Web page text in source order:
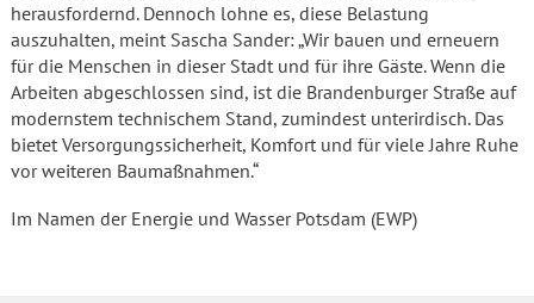
herausfordernd. Dennoch lohne es, diese Belastung
auszuhalten, meint Sascha Sander: „Wir bauen und erneuern
für die Menschen in dieser Stadt und für ihre Gäste. Wenn die
Arbeiten abgeschlossen sind, ist die Brandenburger Straße auf
modernstem technischem Stand, zumindest unterirdisch. Das
bietet Versorgungssicherheit, Komfort und für viele Jahre Ruhe
vor weiteren Baumaßnahmen.“
Im Namen der Energie und Wasser Potsdam (EWP)